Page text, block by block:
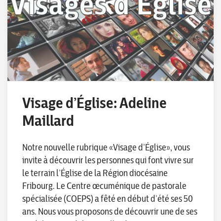
Visage d’Église: Adeline
Maillard
Notre nouvelle rubrique «Visage d’Église», vous
invite à découvrir les personnes qui font vivre sur
le terrain l’Église de la Région diocésaine
Fribourg. Le Centre œcuménique de pastorale
spécialisée (COEPS) a fêté en début d’été ses 50
ans. Nous vous proposons de découvrir une de ses